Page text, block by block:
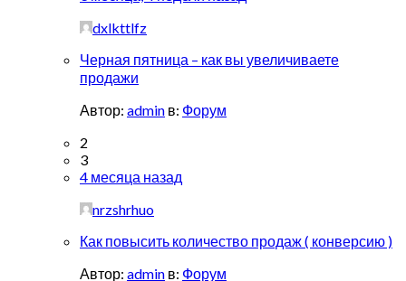
dxlkttlfz
Черная пятница – как вы увеличиваете
продажи
Автор: admin в: Форум
2
3
4 месяца назад
nrzshrhuo
Как повысить количество продаж ( конверсию )
Автор: admin в: Форум